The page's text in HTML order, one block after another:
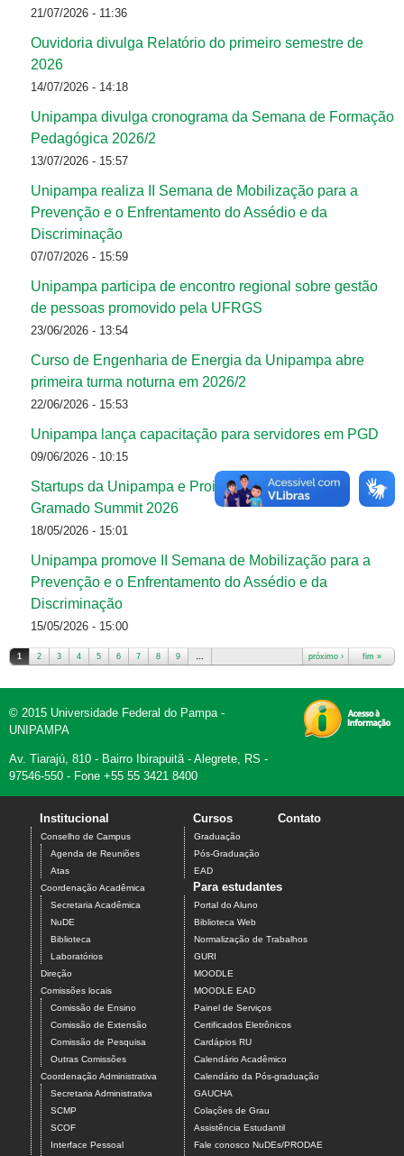
21/07/2026 - 11:36
Ouvidoria divulga Relatório do primeiro semestre de
2026
14/07/2026 - 14:18
Unipampa divulga cronograma da Semana de Formação
Pedagógica 2026/2
13/07/2026 - 15:57
Unipampa realiza II Semana de Mobilização para a
Prevenção e o Enfrentamento do Assédio e da
Discriminação
07/07/2026 - 15:59
Unipampa participa de encontro regional sobre gestão
de pessoas promovido pela UFRGS
23/06/2026 - 13:54
Curso de Engenharia de Energia da Unipampa abre
primeira turma noturna em 2026/2
22/06/2026 - 15:53
Unipampa lança capacitação para servidores em PGD
09/06/2026 - 10:15
Startups da Unipampa e Proinove participam do
Gramado Summit 2026
18/05/2026 - 15:01
Unipampa promove II Semana de Mobilização para a
Prevenção e o Enfrentamento do Assédio e da
Discriminação
15/05/2026 - 15:00
1 2 3 4 5 6 7 8 9 … próximo › fim »
© 2015 Universidade Federal do Pampa -
UNIPAMPA
Av. Tiarajú, 810 - Bairro Ibirapuitã - Alegrete, RS -
97546-550 - Fone +55 55 3421 8400
Institucional
Conselho de Campus
Agenda de Reuniões
Atas
Coordenação Acadêmica
Secretaria Acadêmica
NuDE
Biblioteca
Laboratórios
Direção
Comissões locais
Comissão de Ensino
Comissão de Extensão
Comissão de Pesquisa
Outras Comissões
Coordenação Administrativa
Secretaria Administrativa
SCMP
SCOF
Interface Pessoal
Cursos
Graduação
Pós-Graduação
EAD
Contato
Para estudantes
Portal do Aluno
Biblioteca Web
Normalização de Trabalhos
GURI
MOODLE
MOODLE EAD
Painel de Serviços
Certificados Eletrônicos
Cardápios RU
Calendário Acadêmico
Calendário da Pós-graduação
GAUCHA
Colações de Grau
Assistência Estudantil
Fale conosco NuDEs/PRODAE